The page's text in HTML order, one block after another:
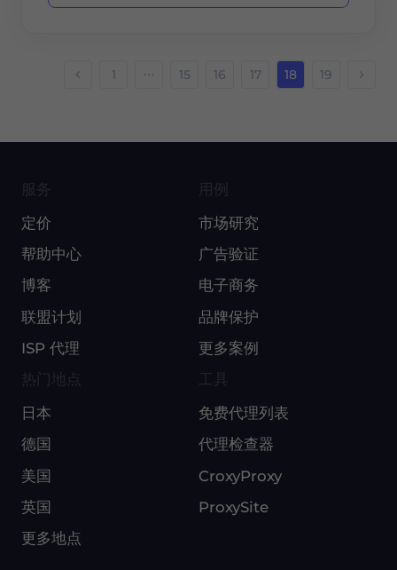
1 15 16 17 18 19
服务
定价
帮助中心
博客
联盟计划
ISP 代理
用例
市场研究
广告验证
电子商务
品牌保护
更多案例
日本
德国
美国
英国
更多地点
免费代理列表
代理检查器
CroxyProxy
ProxySite